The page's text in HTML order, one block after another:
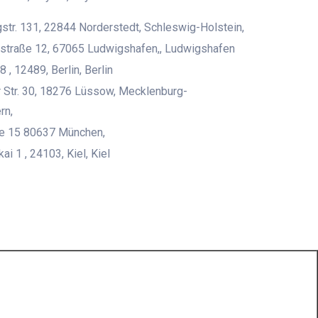
131, 22844 Norderstedt, Schleswig-Holstein,
12, 67065 Ludwigshafen,, Ludwigshafen
, 12489, Berlin, Berlin
Str. 30, 18276 Lüssow, Mecklenburg-
15 80637 München,
1 , 24103, Kiel, Kiel